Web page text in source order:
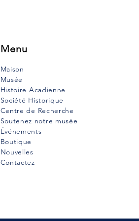
Menu
Maison
Musée
Histoire Acadienne
Société Historique
Centre de Recherche
Soutenez notre musée
Événements
Boutique
Nouvelles
Contactez